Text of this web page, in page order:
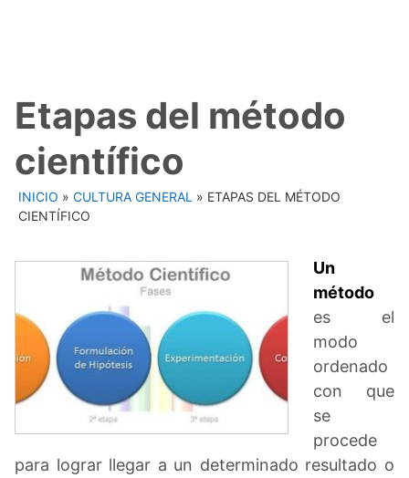
Etapas del método
científico
INICIO » CULTURA GENERAL » ETAPAS DEL MÉTODO
CIENTÍFICO
Un
método
es el
modo
ordenado
con que
se
procede
para lograr llegar a un determinado resultado o